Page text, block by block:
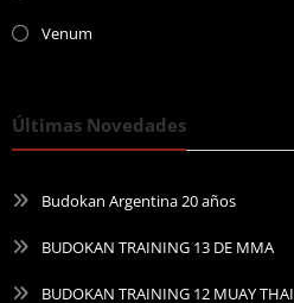
Venum
Últimas Novedades
Budokan Argentina 20 años
BUDOKAN TRAINING 13 DE MMA
BUDOKAN TRAINING 12 MUAY THAI